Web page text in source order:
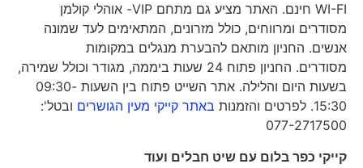
WI-FI חינם. האתר מציע גם מתחם VIP- אוהלי קולמן
מסודרים ומרווחים, כולל מזרונים, המתאימים לעד שמונה
אנשים. החניון מותאם להבערת מנגלים במקומות
מסודרים. החניון פתוח 24 שעות ביממה, מגודר וכולל שמירה,
בשעות היום והלילה. אתר השייט פתוח בין השעות 09:30-
15:30. לפרטים והזמנות
באתר קייקי מעין הגושריםובטל':
077-2717500
קייקי כפר בלום עם שיט חבלים ועוד